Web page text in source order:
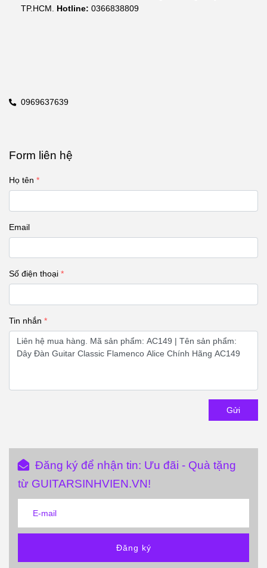
TP.HCM. Hotline: 0366838809
0969637639
Form liên hệ
Họ tên
Email
Số điện thoại
Tin nhắn
Gửi
Đăng ký để nhận tin: Ưu đãi - Quà tặng
từ GUITARSINHVIEN.VN!
Đăng ký